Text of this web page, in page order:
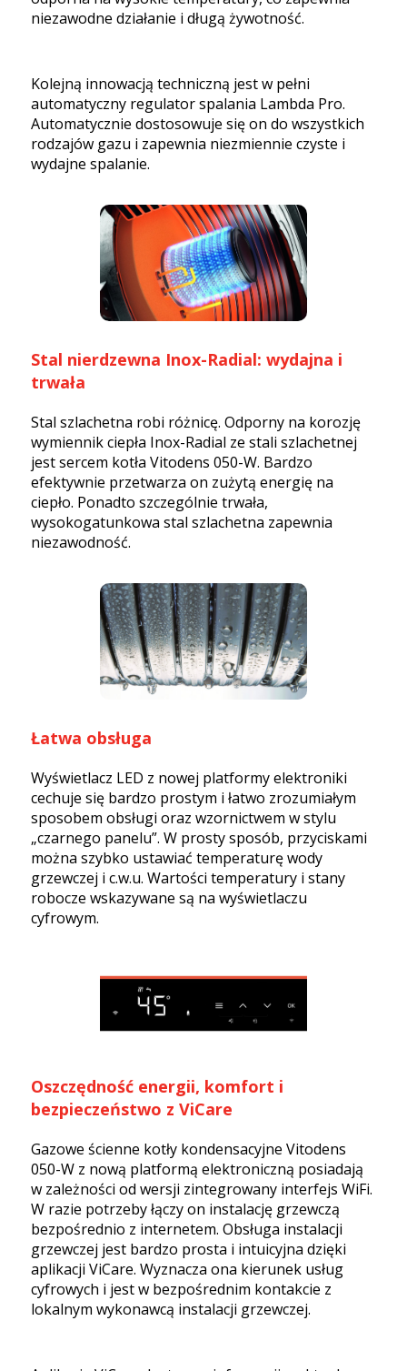
niezawodne działanie i długą żywotność.
Kolejną innowacją techniczną jest w pełni
automatyczny regulator spalania Lambda Pro.
Automatycznie dostosowuje się on do wszystkich
rodzajów gazu i zapewnia niezmiennie czyste i
wydajne spalanie.
Stal nierdzewna Inox-Radial: wydajna i
trwała
Stal szlachetna robi różnicę. Odporny na korozję
wymiennik ciepła Inox-Radial ze stali szlachetnej
jest sercem kotła Vitodens 050-W. Bardzo
efektywnie przetwarza on zużytą energię na
ciepło. Ponadto szczególnie trwała,
wysokogatunkowa stal szlachetna zapewnia
niezawodność.
Łatwa obsługa
Wyświetlacz LED z nowej platformy elektroniki
cechuje się bardzo prostym i łatwo zrozumiałym
sposobem obsługi oraz wzornictwem w stylu
„czarnego panelu”. W prosty sposób, przyciskami
można szybko ustawiać temperaturę wody
grzewczej i c.w.u. Wartości temperatury i stany
robocze wskazywane są na wyświetlaczu
cyfrowym.
Oszczędność energii, komfort i
bezpieczeństwo z ViCare
Gazowe ścienne kotły kondensacyjne Vitodens
050-W z nową platformą elektroniczną posiadają
w zależności od wersji zintegrowany interfejs WiFi.
W razie potrzeby łączy on instalację grzewczą
bezpośrednio z internetem. Obsługa instalacji
grzewczej jest bardzo prosta i intuicyjna dzięki
aplikacji ViCare. Wyznacza ona kierunek usług
cyfrowych i jest w bezpośrednim kontakcie z
lokalnym wykonawcą instalacji grzewczej.